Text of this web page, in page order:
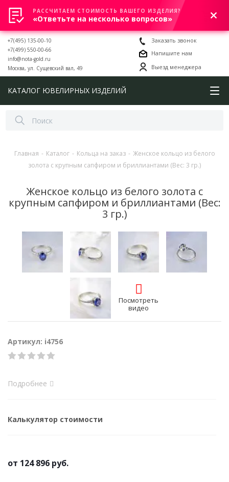
0
+7(495) 135-00-10
+7(499) 550-00-66
info@nota-gold.ru
Москва, ул. Сущевский вал, 49
Заказать звонок
Напишите нам
Выезд менеджера
КАТАЛОГ ЮВЕЛИРНЫХ ИЗДЕЛИЙ
Главная - Каталог - Кольца на заказ - Женское кольцо из белого
золота с крупным сапфиром и бриллиантами (Вес: 3 гр.)
Женское кольцо из белого золота с
крупным сапфиром и бриллиантами (Вес:
3 гр.)
Посмотреть
видео
Артикул: i4756
Подробнее
Калькулятор стоимости
от 124 896 руб.
РАССЧИТАЕМ СТОИМОСТЬ ВАШЕГО ИЗДЕЛИЯ?
«Ответьте на несколько вопросов»